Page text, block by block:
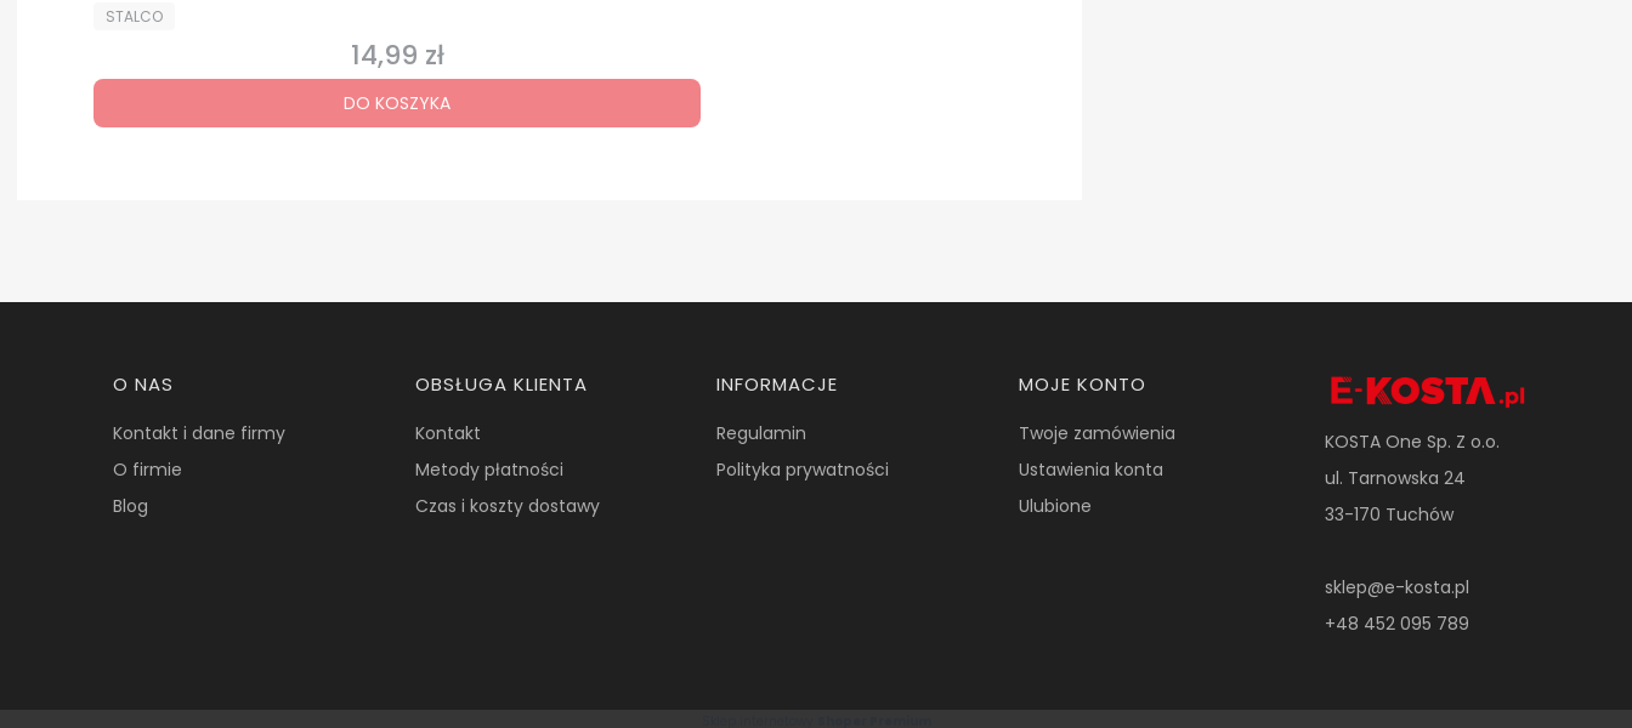
PRODUCENT
STALCO
Cena
14,99 zł
DO KOSZYKA
Linki w stopce
O NAS
Kontakt i dane firmy
O firmie
Blog
OBSŁUGA KLIENTA
Kontakt
Metody płatności
Czas i koszty dostawy
INFORMACJE
Regulamin
Polityka prywatności
MOJE KONTO
Twoje zamówienia
Ustawienia konta
Ulubione
KOSTA One Sp. Z o.o.
ul. Tarnowska 24
33-170 Tuchów
sklep@e-kosta.pl
+48 452 095 789